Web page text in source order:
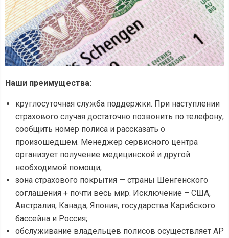
Наши преимущества:
круглосуточная служба поддержки. При наступлении
страхового случая достаточно позвонить по телефону,
сообщить номер полиса и рассказать о
произошедшем. Менеджер сервисного центра
организует получение медицинской и другой
необходимой помощи;
зона страхового покрытия — страны Шенгенского
соглашения + почти весь мир. Исключение – США,
Австралия, Канада, Япония, государства Карибского
бассейна и Россия;
обслуживание владельцев полисов осуществляет AP